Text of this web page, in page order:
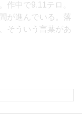
作中で9.11テロ。
が進んでいる。落
そういう言葉があ